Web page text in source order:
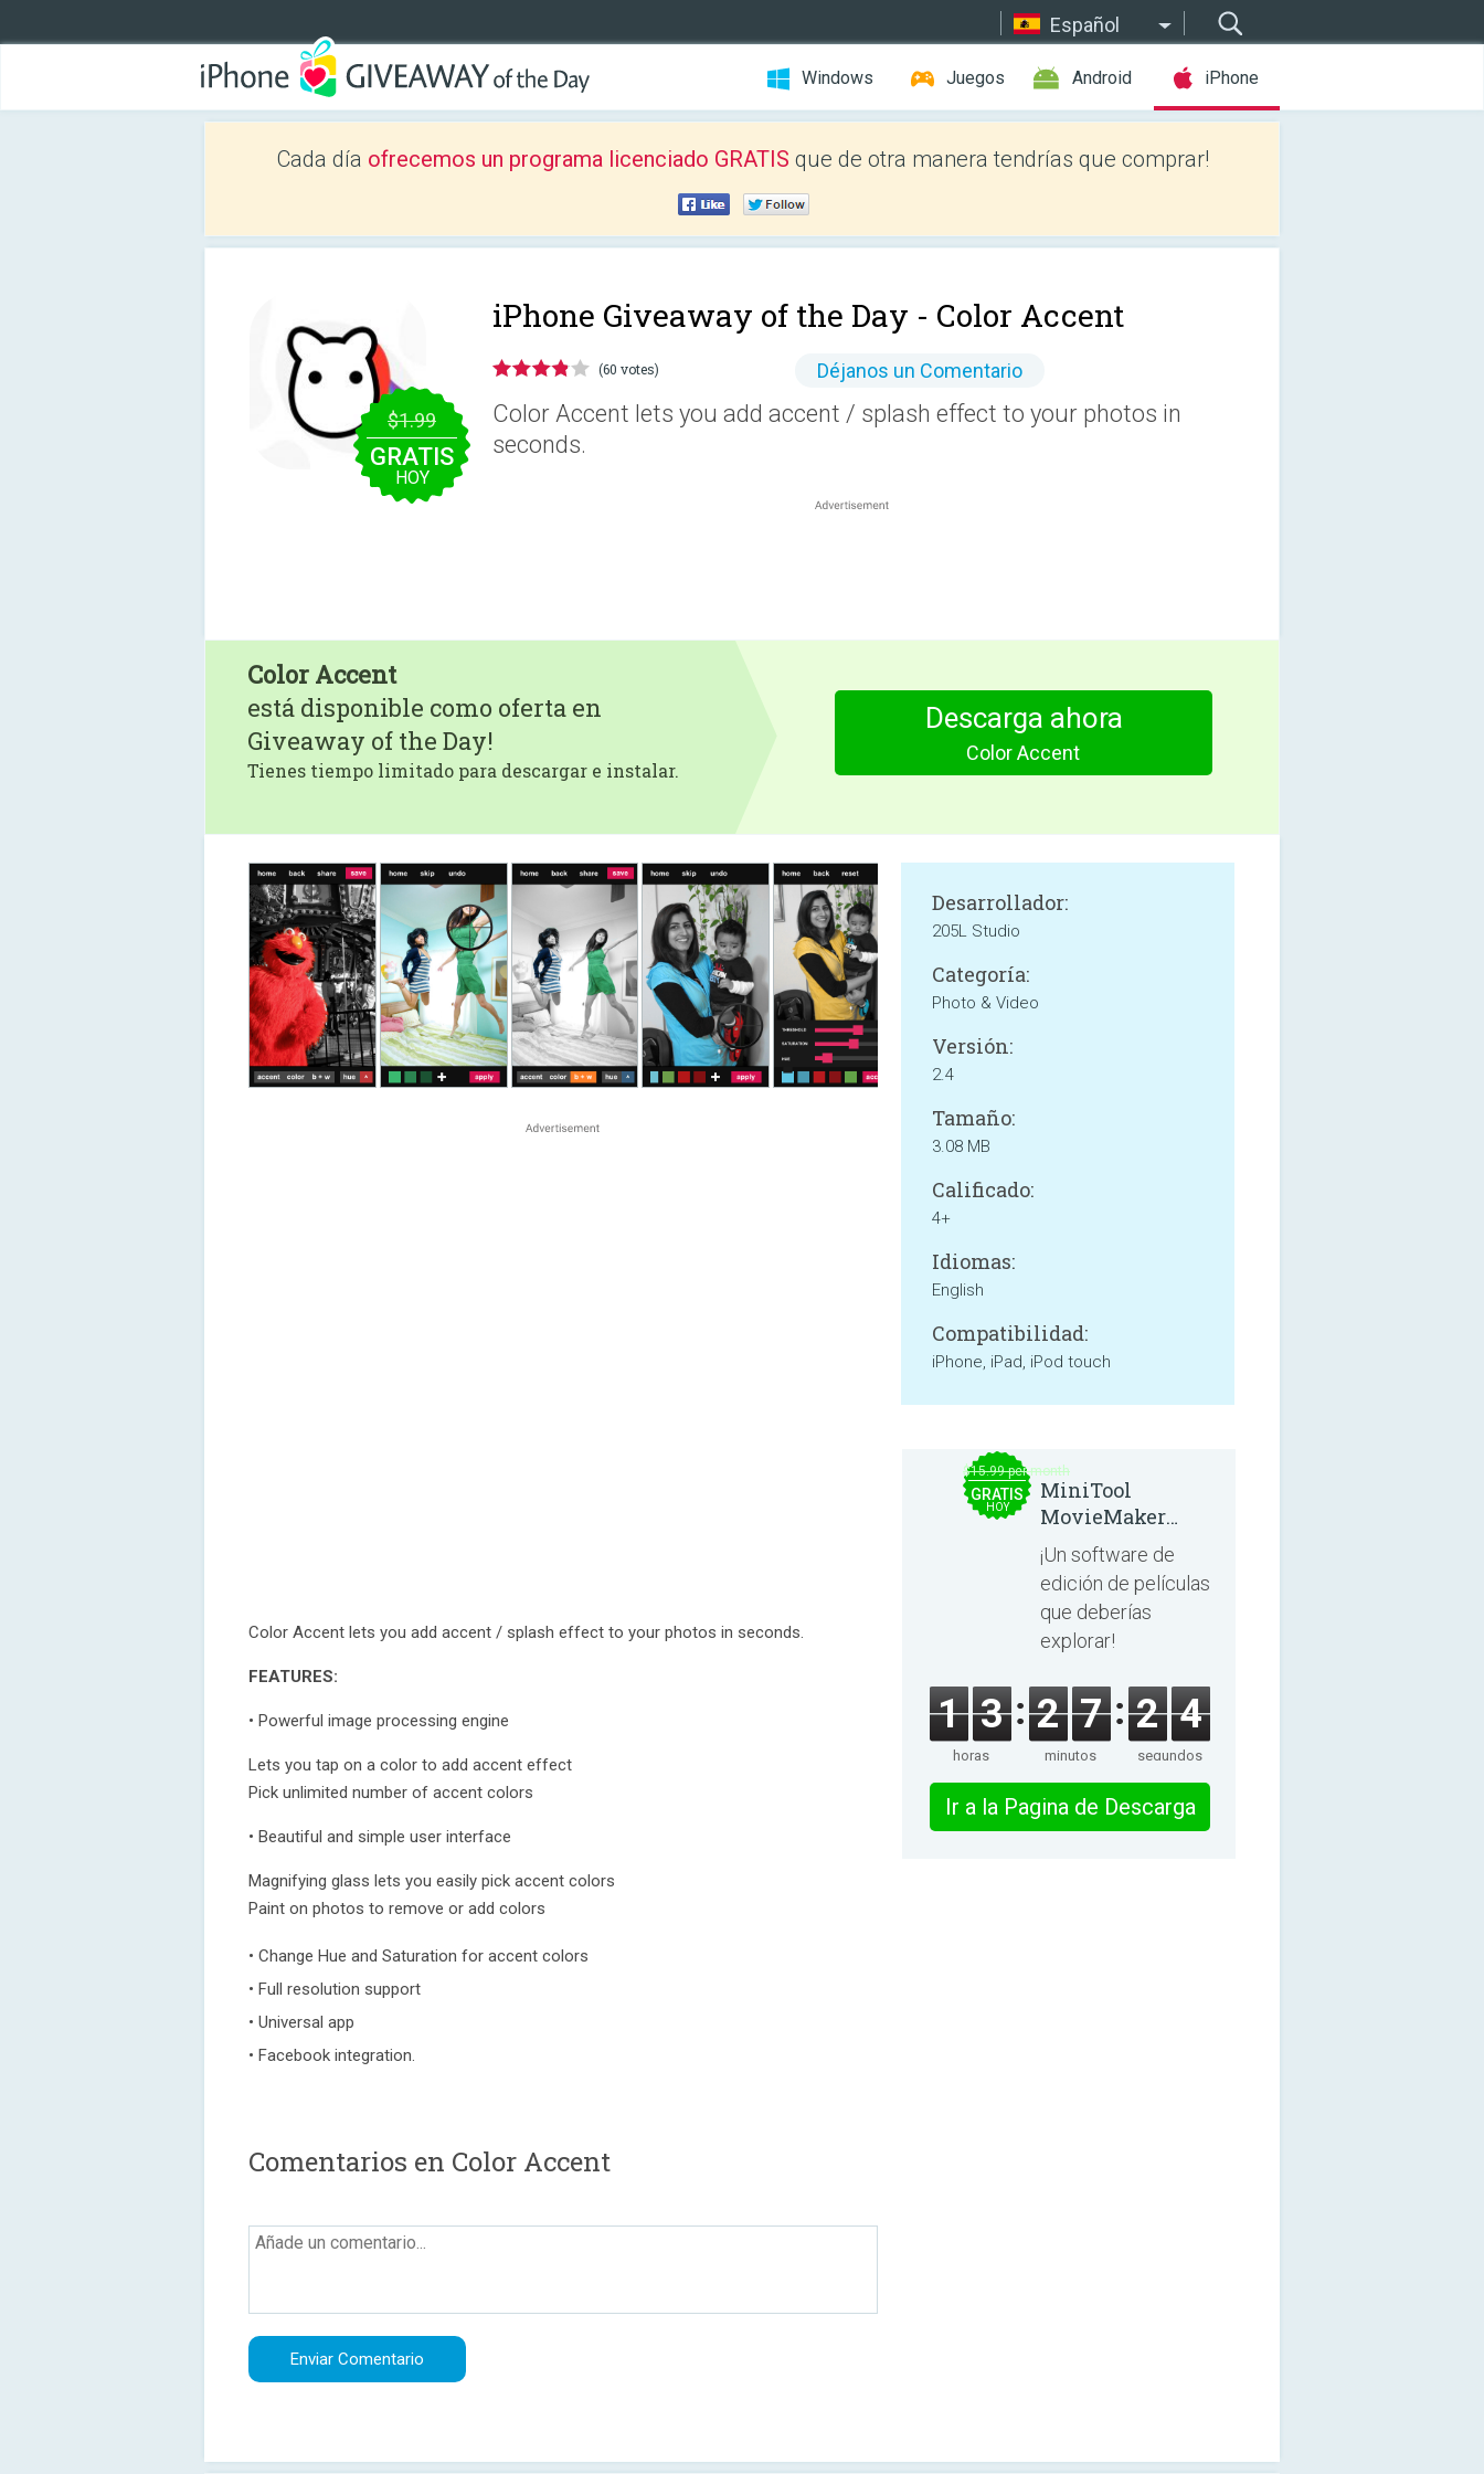
Español
Windows Juegos Android iPhone
Cada día ofrecemos un programa licenciado GRATIS que de otra manera tendrías que comprar!
$1.99
GRATIS
HOY
iPhone Giveaway of the Day - Color Accent
(60 votes) Déjanos un Comentario
Color Accent lets you add accent / splash effect to your photos in
seconds.
Color Accent
está disponible como oferta en
Giveaway of the Day!
Tienes tiempo limitado para descargar e instalar.
Descarga ahora
Color Accent
Color Accent lets you add accent / splash effect to your photos in seconds.
FEATURES:
• Powerful image processing engine
Lets you tap on a color to add accent effect
Pick unlimited number of accent colors
• Beautiful and simple user interface
Magnifying glass lets you easily pick accent colors
Paint on photos to remove or add colors
• Change Hue and Saturation for accent colors
• Full resolution support
• Universal app
• Facebook integration.
Desarrollador:
205L Studio
Categoría:
Photo & Video
Versión:
2.4
Tamaño:
3.08 MB
Calificado:
4+
Idiomas:
English
Compatibilidad:
iPhone, iPad, iPod touch
Comentarios en Color Accent
$15.99 per month
GRATIS
HOY
MiniTool
MovieMaker
8.8.0
¡Un software de
edición de películas
que deberías
explorar!
1 3
horas
2 7
minutos
2 4
segundos
Ir a la Pagina de Descarga